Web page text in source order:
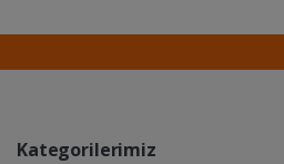
Kategorilerimiz